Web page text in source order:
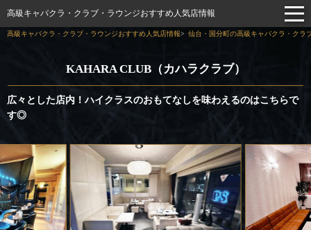
高級キャバクラ・クラブ・ラウンジおすすめ人気店情報
高級キャバクラ・クラブ・ラウンジおすすめ人気店情報 仙台・国分町の高級キャバクラ・クラ
KAHARA CLUB（カハラクラブ）
広々とした店内！ハイクラスのおもてなしを味わえるのはこちらで
す◎